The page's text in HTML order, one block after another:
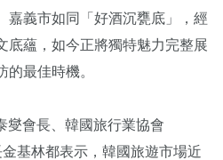
嘉義市如同「好酒沉甕底」，經
底蘊，如今正將獨特魅力完整展
最佳時機。
燮會長、韓國旅行業協會
金基林都表示，韓國旅遊市場近